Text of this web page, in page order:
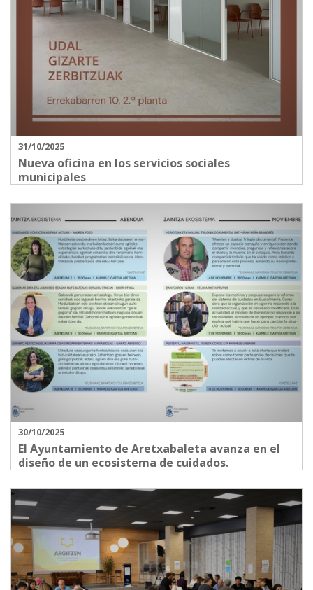
31/10/2025
Nueva oficina en los servicios sociales
municipales
30/10/2025
El Ayuntamiento de Aretxabaleta avanza en el
diseño de un ecosistema de cuidados.